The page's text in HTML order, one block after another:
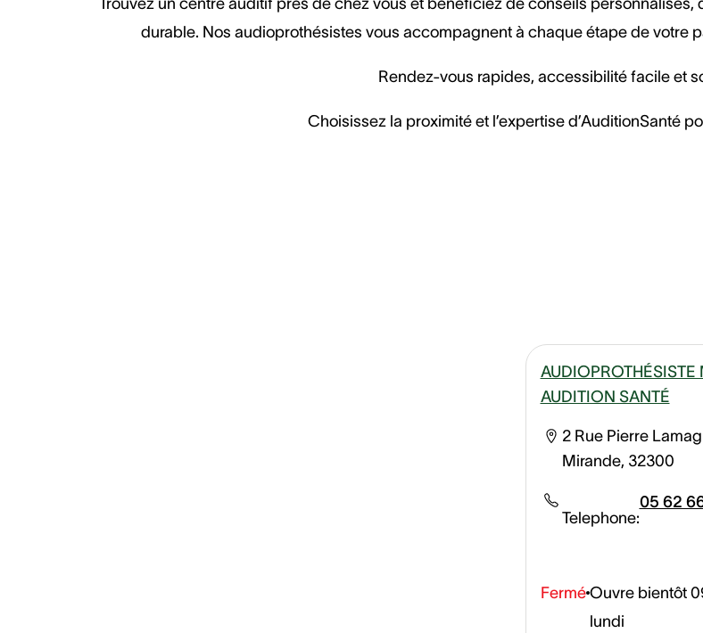
durable. Nos audioprothésistes vous accompagnent à chaque étape de votre
Rendez-vous rapides, accessibilité facile et
Choisissez la proximité et l’expertise d’AuditionSanté
AUDIOPROTHÉSISTE
AUDITION SANTÉ
2 Rue Pierre
Mirande, 32300
Telephone:
05 62
Fermé Ouvre bientôt
lundi